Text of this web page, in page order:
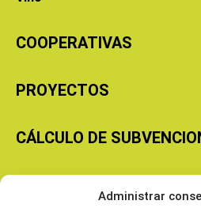
Administrar
COOPERATIVAS
PROYECTOS
CÁLCULO DE